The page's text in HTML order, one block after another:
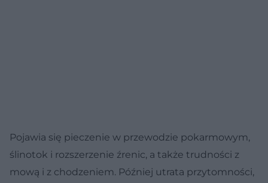
Pojawia się pieczenie w przewodzie pokarmowym,
ślinotok i rozszerzenie źrenic, a także trudności z
mową i z chodzeniem. Później utrata przytomności,